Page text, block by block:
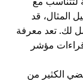
المثال، قد
كان هذا أفضل لك. تعد معرفة
قراءات مؤشر
الكثير من